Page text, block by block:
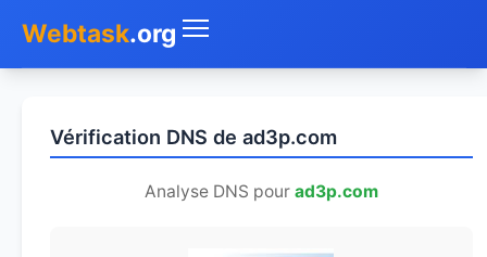
Webtask.org
Whois
Vérification DNS de ad3p.com
Analyse DNS pour ad3p.com